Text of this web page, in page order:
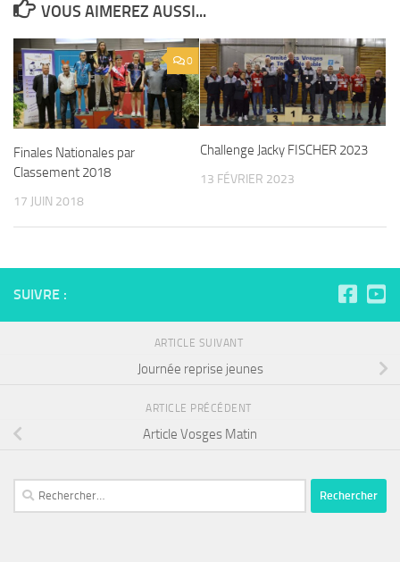
VOUS AIMEREZ AUSSI...
0
Finales Nationales par
Classement 2018
17 JUIN 2018
Challenge Jacky FISCHER 2023
13 FÉVRIER 2023
SUIVRE :
ARTICLE SUIVANT
Journée reprise jeunes
ARTICLE PRÉCÉDENT
Article Vosges Matin
Rechercher :